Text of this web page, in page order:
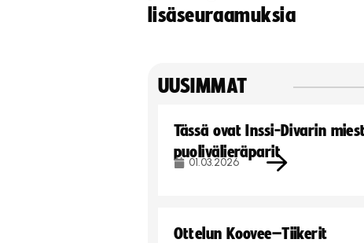
lisäseuraamuksia
UUSIMMAT
Tässä ovat Inssi-Divarin
puolivälieräparit
01.03.2026
Ottelun Koovee–Tiikerit